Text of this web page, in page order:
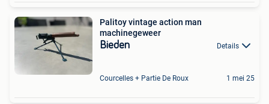
Palitoy vintage action man
machinegeweer
Bieden Details
Courcelles + Partie De Roux 1 mei 25